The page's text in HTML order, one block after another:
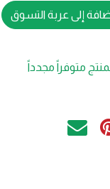
إلى عربة التسوق
متوفراً مجدداً